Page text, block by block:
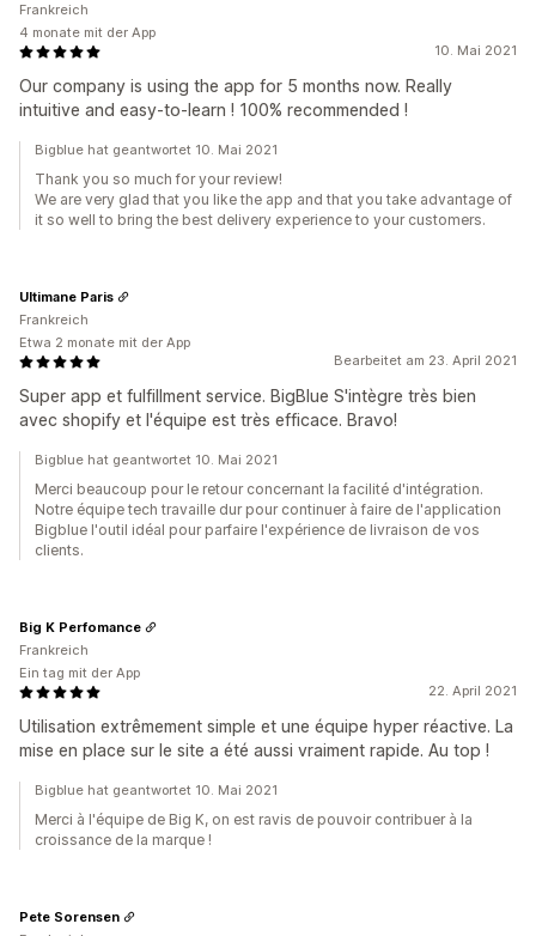
10. Mai 2021
Our company is using the app for 5 months now. Really
intuitive and easy-to-learn ! 100% recommended !
Frankreich
4 monate mit der App
Bigblue hat geantwortet 10. Mai 2021
Thank you so much for your review!
We are very glad that you like the app and that you take advantage of
it so well to bring the best delivery experience to your customers.
Bearbeitet am 23. April 2021
Super app et fulfillment service. BigBlue S'intègre très bien
avec shopify et l'équipe est très efficace. Bravo!
Ultimane Paris
Frankreich
Etwa 2 monate mit der App
Bigblue hat geantwortet 10. Mai 2021
Merci beaucoup pour le retour concernant la facilité d'intégration.
Notre équipe tech travaille dur pour continuer à faire de l'application
Bigblue l'outil idéal pour parfaire l'expérience de livraison de vos
clients.
22. April 2021
Utilisation extrêmement simple et une équipe hyper réactive. La
mise en place sur le site a été aussi vraiment rapide. Au top !
Big K Perfomance
Frankreich
Ein tag mit der App
Bigblue hat geantwortet 10. Mai 2021
Merci à l'équipe de Big K, on est ravis de pouvoir contribuer à la
croissance de la marque !
Pete Sorensen